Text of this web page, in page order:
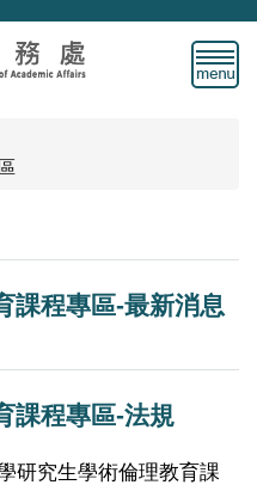
課程專區-最新消息
課程專區-法規
研究生學術倫理教育課